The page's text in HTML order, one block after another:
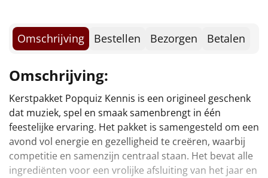
Alle artikelen
Overige
Ideeën
Personeel
Doe het zelf
Sinterklaaspakketten
Omschrijving Bestellen Bezorgen Betalen
Omschrijving:
Kerstpakket Popquiz Kennis is een origineel geschenk
dat muziek, spel en smaak samenbrengt in één
feestelijke ervaring. Het pakket is samengesteld om een
avond vol energie en gezelligheid te creëren, waarbij
competitie en samenzijn centraal staan. Het bevat alle
ingrediënten voor een vrolijke afsluiting van het jaar en
maakt elk samenzijn bijzonder, of het nu op kantoor is,